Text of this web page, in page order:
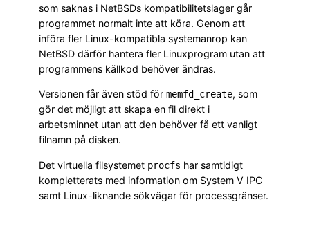
som saknas i NetBSDs kompatibilitetslager går
programmet normalt inte att köra. Genom att
införa fler Linux-kompatibla systemanrop kan
NetBSD därför hantera fler Linuxprogram utan att
programmens källkod behöver ändras.
Versionen får även stöd för memfd_create, som
gör det möjligt att skapa en fil direkt i
arbetsminnet utan att den behöver få ett vanligt
filnamn på disken.
Det virtuella filsystemet procfs har samtidigt
kompletterats med information om System V IPC
samt Linux-liknande sökvägar för processgränser.